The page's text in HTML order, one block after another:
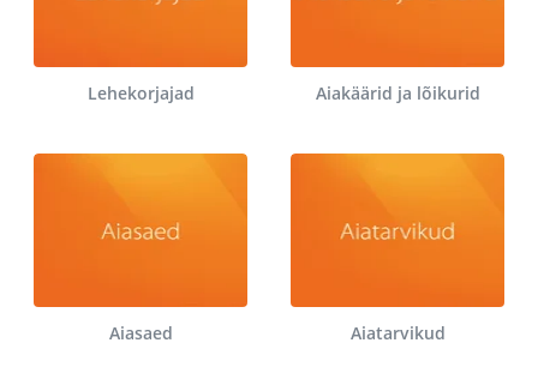
Lehekorjajad Aiakäärid ja lõikurid
Aiasaed Aiatarvikud